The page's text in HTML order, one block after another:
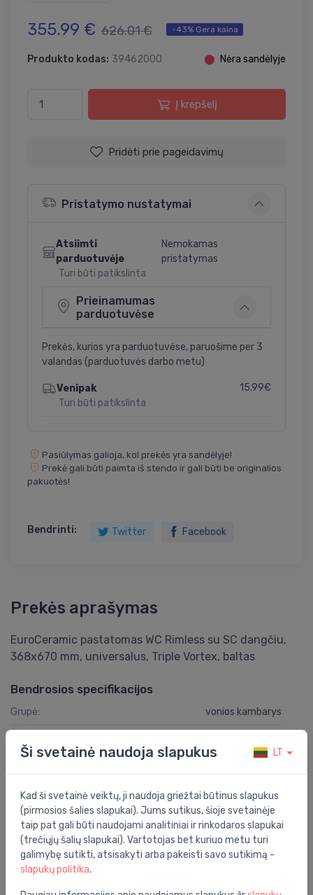
355.99 € 626.01 € -43% Gera kaina
Produkto kodas: 39462000 ⬤ Nėra sandėlyje
Į krepšelį
Pridėti prie pageidavimų
Pristatymo nustatymai
Atsiimti
parduotuvėje
Turi būti patikslinta
Nemokamas
pristatymas
Prieinamumas
parduotuvėse
Prekės, kurios yra parduotuvėse, paruošime per 3
valandas (parduotuvės darbo metu)
Venipak
Turi būti patikslinta
15.99€
Pasiūlymas galioja, kol prekės yra sandėlyje!
Prekė gali būti paimta iš stendo ir gali būti be originalios
pakuotės!
Bendrinti: Twitter Facebook
Prekės aprašymas
EuroCeramic pastatomas WC Rimless su SC dangčiu,
368x670 mm, universalus, Triple Vortex, baltas
Bendrosios specifikacijos
Grupė: vonios kambarys
skalojamā kaste, sēdriņķis ar vāku
Medžiaga: keramika
Vieta: ant grindų
Plotis:
Tvirtinimo tipas: ant grindų
Ši svetainė naudoja slapukus LT
Kad ši svetainė veiktų, ji naudoja griežtai būtinus slapukus
(pirmosios šalies slapukai). Jums sutikus, šioje svetainėje
taip pat gali būti naudojami analitiniai ir rinkodaros slapukai
(trečiųjų šalių slapukai). Vartotojas bet kuriuo metu turi
galimybę sutikti, atsisakyti arba pakeisti savo sutikimą -
slapukų politika.